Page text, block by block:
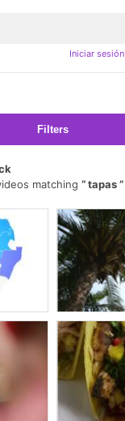
Iniciar sesión
Filters
matching
tapas